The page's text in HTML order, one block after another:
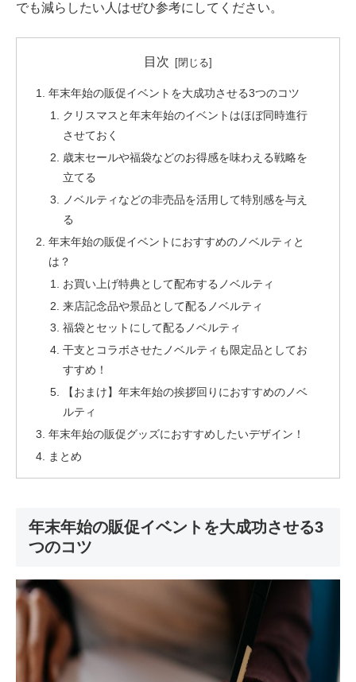
でも減らしたい人はぜひ参考にしてください。
目次
年末年始の販促イベントを大成功させる3つのコツ
クリスマスと年末年始のイベントはほぼ同時進行
させておく
歳末セールや福袋などのお得感を味わえる戦略を
立てる
ノベルティなどの非売品を活用して特別感を与え
る
年末年始の販促イベントにおすすめのノベルティと
は？
お買い上げ特典として配布するノベルティ
来店記念品や景品として配るノベルティ
福袋とセットにして配るノベルティ
干支とコラボさせたノベルティも限定品としてお
すすめ！
【おまけ】年末年始の挨拶回りにおすすめのノベ
ルティ
年末年始の販促グッズにおすすめしたいデザイン！
まとめ
年末年始の販促イベントを大成功させる3
つのコツ